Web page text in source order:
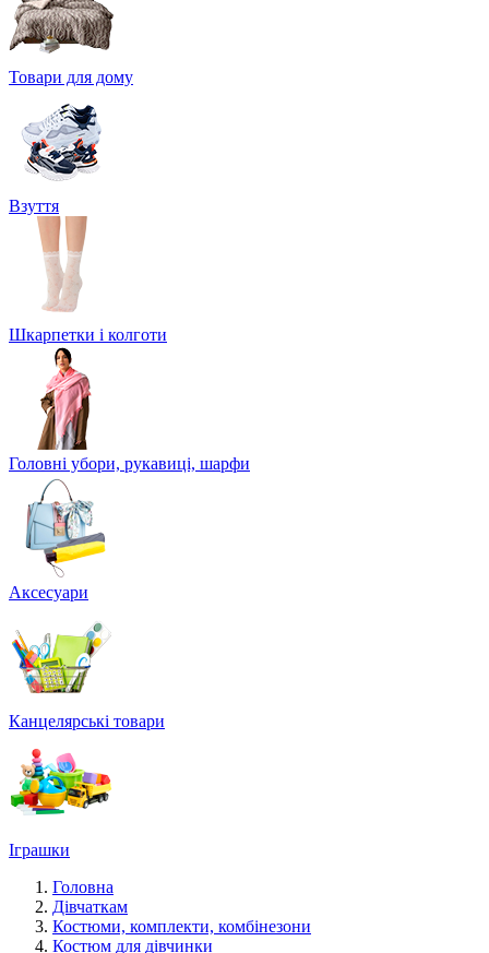
Товари для дому
Взуття
Шкарпетки і колготи
Головні убори, рукавиці, шарфи
Аксесуари
Канцелярські товари
Іграшки
Головна
Дівчаткам
Костюми, комплекти, комбінезони
Костюм для дівчинки